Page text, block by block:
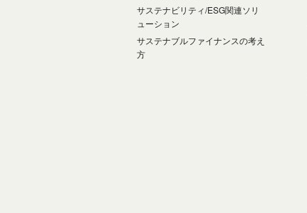
サステナビリティ/ESG関連ソリ
ューション
サステナブルファイナンスの考え
方